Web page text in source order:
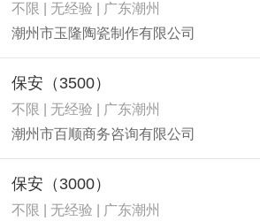
不限 | 无经验 | 广东潮州
潮州市玉隆陶瓷制作有限公司
保安（3500）
不限 | 无经验 | 广东潮州
潮州市百顺商务咨询有限公司
保安（3000）
不限 | 无经验 | 广东潮州